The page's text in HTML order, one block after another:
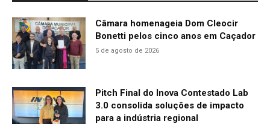
Câmara homenageia Dom Cleocir
Bonetti pelos cinco anos em Caçador
5 de agosto de 2026
Pitch Final do Inova Contestado Lab
3.0 consolida soluções de impacto
para a indústria regional